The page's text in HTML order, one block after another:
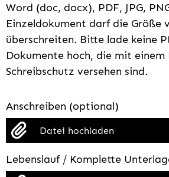
Word (doc, docx), PDF, JPG,
Einzeldokument darf die Größe
überschreiten. Bitte lade keine
Dokumente hoch, die mit
Schreibschutz versehen sind.
Anschreiben (optional)
Datei hochladen
Lebenslauf / Komplette